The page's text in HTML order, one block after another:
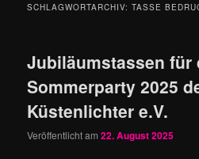
SCHLAGWORTARCHIV:TASSE
Jubiläumstassen für
Sommerparty 2025
Küstenlichter e.V.
Veröffentlicht am22. August 2025